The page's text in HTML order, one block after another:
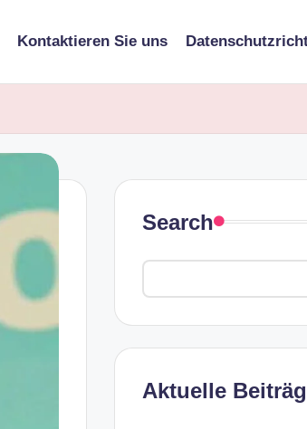
Kontaktieren Sie uns
Search
Aktuelle